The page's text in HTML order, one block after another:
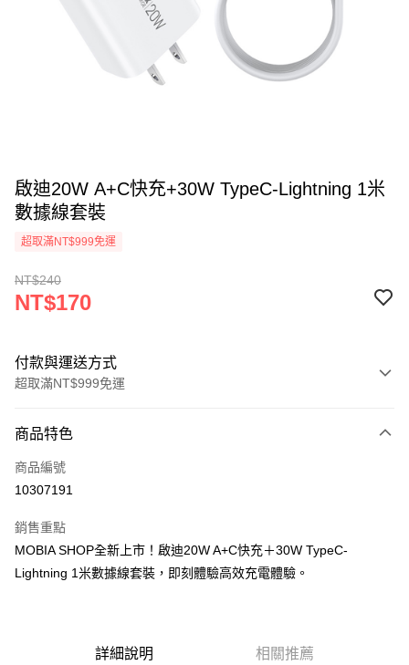
啟迪20W A+C快充+30W TypeC-Lightning 1米
數據線套裝
超取滿NT$999免運
NT$240
NT$170
付款與運送方式
超取滿NT$999免運
信用卡一次付款
LINE Pay
街口支付
悠遊付
【關於「AFTEE先享後付」】
商品特色
商品編號
10307191
銷售重點
MOBIA SHOP全新上市！啟迪20W A+C快充＋30W TypeC-
Lightning 1米數據線套裝，即刻體驗高效充電體驗。
詳細說明 相關推薦